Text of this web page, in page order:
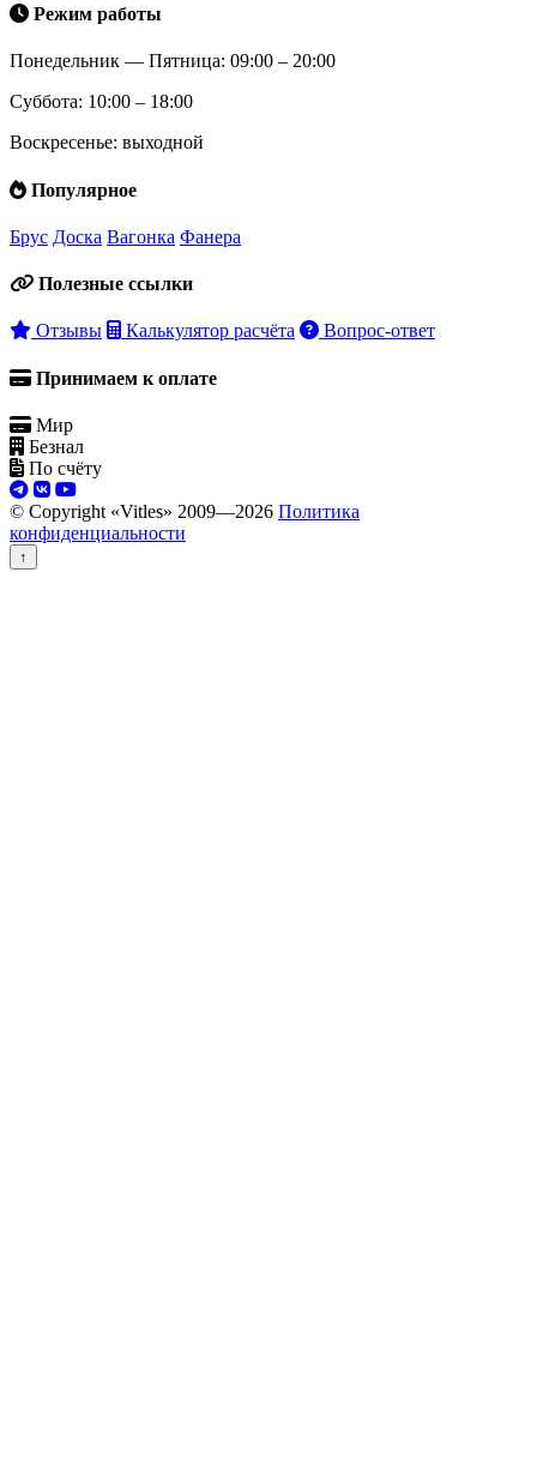
Режим работы
Понедельник — Пятница: 09:00 – 20:00
Суббота: 10:00 – 18:00
Воскресенье: выходной
Популярное
Брус Доска Вагонка Фанера
Полезные ссылки
Отзывы Калькулятор расчёта Вопрос-ответ
Принимаем к оплате
Мир
Безнал
По счёту
© Copyright «Vitles» 2009—2026 Политика
конфиденциальности
↑